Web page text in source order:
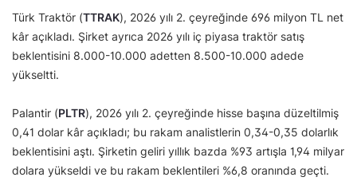
Türk Traktör (TTRAK), 2026 yılı 2. çeyreğinde 696 milyon TL net
kâr açıkladı. Şirket ayrıca 2026 yılı iç piyasa traktör satış
beklentisini 8.000-10.000 adetten 8.500-10.000 adede
yükseltti.
Palantir (PLTR), 2026 yılı 2. çeyreğinde hisse başına düzeltilmiş
0,41 dolar kâr açıkladı; bu rakam analistlerin 0,34-0,35 dolarlık
beklentisini aştı. Şirketin geliri yıllık bazda %93 artışla 1,94 milyar
dolara yükseldi ve bu rakam beklentileri %6,8 oranında geçti.